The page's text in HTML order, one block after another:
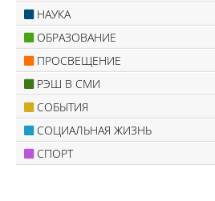
НАУКА
ОБРАЗОВАНИЕ
ПРОСВЕЩЕНИЕ
РЭШ В СМИ
СОБЫТИЯ
СОЦИАЛЬНАЯ ЖИЗНЬ
СПОРТ